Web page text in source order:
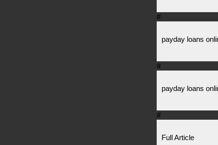
#
payday loans
#
payday loans
#
Full Article